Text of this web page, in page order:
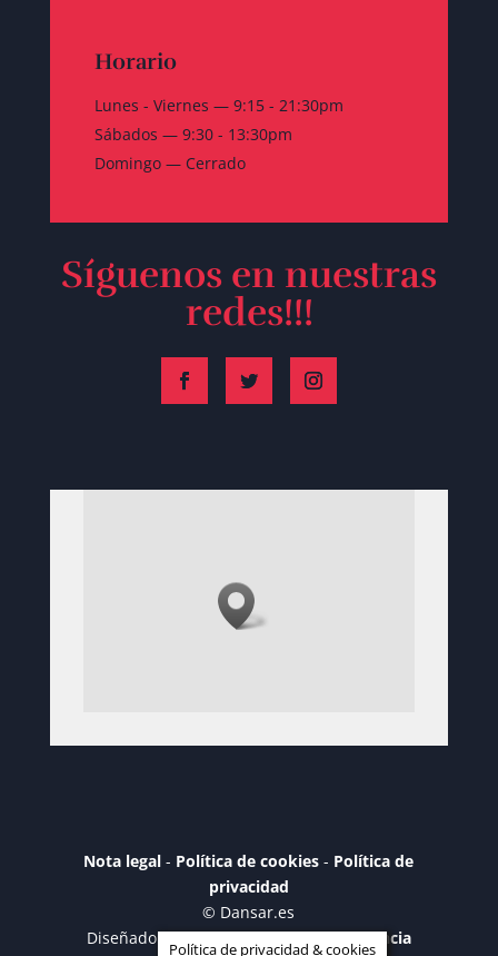
Horario
Lunes - Viernes — 9:15 - 21:30pm
Sábados — 9:30 - 13:30pm
Domingo — Cerrado
Síguenos en nuestras
redes!!!
Nota legal - Política de cookies - Política de
privacidad
© Dansar.es
Diseñado por Jnacher Diseño Web Valencia
Política de privacidad & cookies